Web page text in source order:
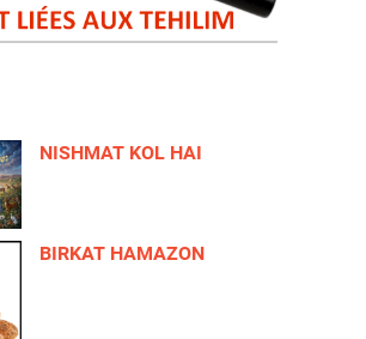
NISHMAT KOL HAI
BIRKAT HAMAZON